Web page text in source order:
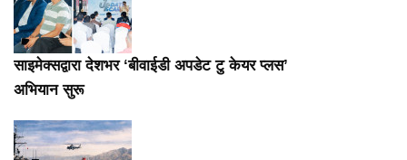
साइमेक्सद्वारा देशभर ‘बीवाईडी अपडेट टु केयर प्लस’
अभियान सुरू